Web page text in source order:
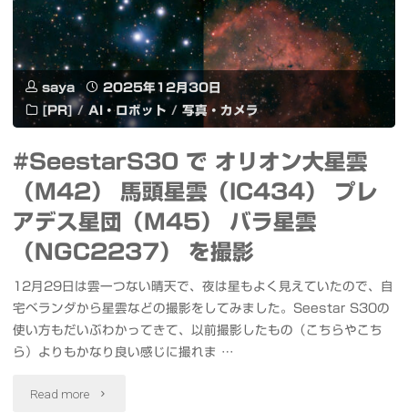
り"
saya
2025年12月30日
[PR] / AI・ロボット / 写真・カメラ
#SeestarS30 で オリオン大星雲
（M42） 馬頭星雲（IC434） プレ
アデス星団（M45） バラ星雲
（NGC2237） を撮影
12月29日は雲一つない晴天で、夜は星もよく見えていたので、自
宅ベランダから星雲などの撮影をしてみました。Seestar S30の
使い方もだいぶわかってきて、以前撮影したもの（こちらやこち
ら）よりもかなり良い感じに撮れま …
Read more "#SeestarS30